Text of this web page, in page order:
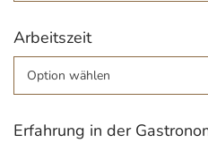
Arbeitszeit
Erfahrung in der